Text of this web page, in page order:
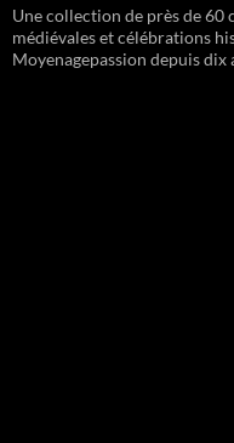
Une collection de près de 60
médiévales et célébrations
Moyenagepassion depuis dix